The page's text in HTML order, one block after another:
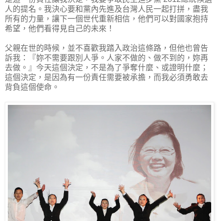
人的提名。我決心要和黨內先進及台灣人民一起打拼，盡我
所有的力量，讓下一個世代重新相信，他們可以對國家抱持
希望，他們看得見自己的未來！
父親在世的時候，並不喜歡我踏入政治這條路，但他也曾告
訴我：『妳不需要跟別人爭。人家不做的、做不到的，妳再
去做。』今天這個決定，不是為了爭奪什麼、或證明什麼；
這個決定，是因為有一份責任需要被承擔，而我必須勇敢去
背負這個使命。